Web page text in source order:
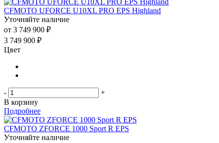
CFMOTO UFORCE U10XL PRO EPS Highland
Уточняйте наличие
от 3 749 900 ₽
3 749 900 ₽
Цвет
-
+
В корзину
Подробнее
CFMOTO ZFORCE 1000 Sport R EPS
Уточняйте наличие